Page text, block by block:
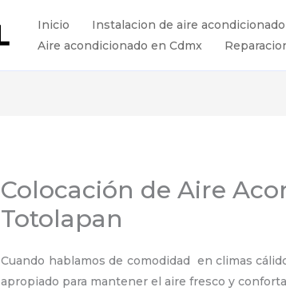
Inicio Instalacion de aire acondicionado
Aire acondicionado en Cdmx
Colocación de Aire
Totolapan
Cuando hablamos de comodidad en climas
apropiado para mantener el aire fresco y